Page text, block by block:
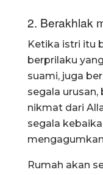
2. Berakhlak
Ketika istri itu
berprilaku
suami, juga
segala
nikmat dari
segala
Rumah akan